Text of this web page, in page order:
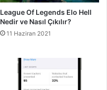
League Of Legends Elo Hell
Nedir ve Nasıl Çıkılır?
11 Haziran 2021